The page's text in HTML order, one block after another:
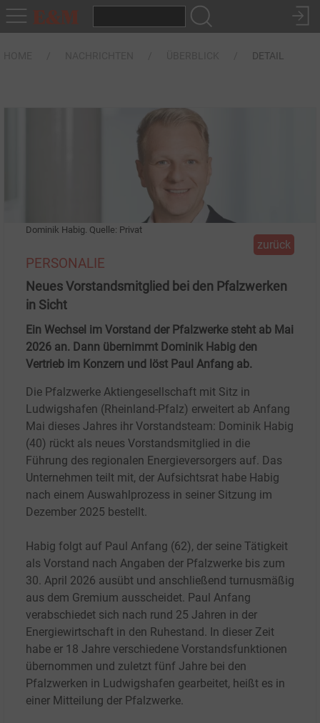
DETAIL
Dominik Habig. Quelle: Privat
zurück
PERSONALIE
Neues Vorstandsmitglied bei den Pfalzwerken
in Sicht
Ein Wechsel im Vorstand der Pfalzwerke steht ab Mai
2026 an. Dann übernimmt Dominik Habig den
Vertrieb im Konzern und löst Paul Anfang ab.
Die Pfalzwerke Aktiengesellschaft mit Sitz in
Ludwigshafen (Rheinland-Pfalz) erweitert ab Anfang
Mai dieses Jahres ihr Vorstandsteam: Dominik Habig
(40) rückt als neues Vorstandsmitglied in die
Führung des regionalen Energieversorgers auf. Das
Unternehmen teilt mit, der Aufsichtsrat habe Habig
nach einem Auswahlprozess in seiner Sitzung im
Dezember 2025 bestellt.
Habig folgt auf Paul Anfang (62), der seine Tätigkeit
als Vorstand nach Angaben der Pfalzwerke bis zum
30. April 2026 ausübt und anschließend turnusmäßig
aus dem Gremium ausscheidet. Paul Anfang
verabschiedet sich nach rund 25 Jahren in der
Energiewirtschaft in den Ruhestand. In dieser Zeit
habe er 18 Jahre verschiedene Vorstandsfunktionen
übernommen und zuletzt fünf Jahre bei den
Pfalzwerken in Ludwigshafen gearbeitet, heißt es in
einer Mitteilung der Pfalzwerke.